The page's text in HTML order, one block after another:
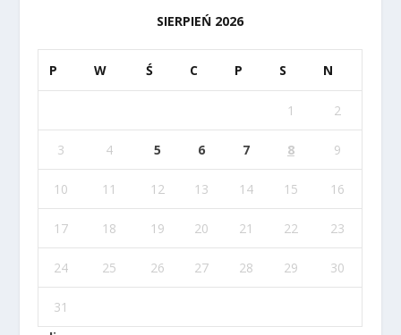
SIERPIEŃ 2026
P W Ś C P S N
1 2
3 4 5 6 7 8 9
10 11 12 13 14 15 16
17 18 19 20 21 22 23
24 25 26 27 28 29 30
31